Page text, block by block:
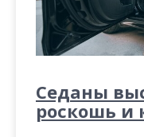
Седаны
роскошь и